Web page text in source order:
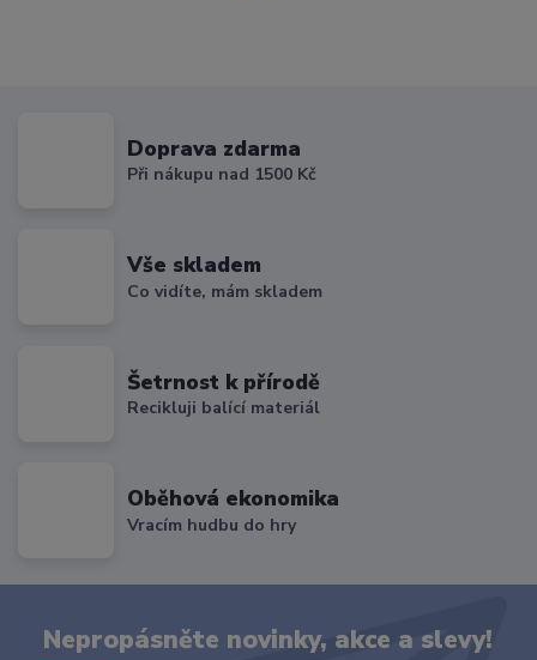
Doprava zdarma
Při nákupu nad 1500 Kč
Vše skladem
Co vidíte, mám skladem
Šetrnost k přírodě
Recikluji balící materiál
Oběhová ekonomika
Vracím hudbu do hry
Nepropásněte novinky, akce a slevy!